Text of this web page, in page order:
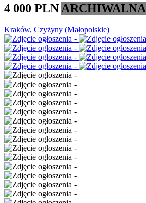
4 000 PLN ARCHIWALNA
Kraków, Czyżyny (Małopolskie)